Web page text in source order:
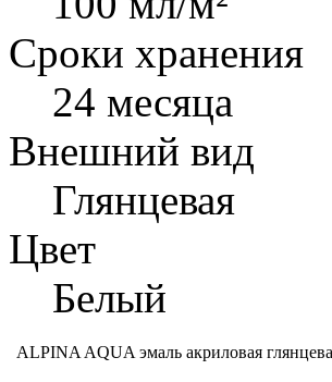
Сроки хранения
24 месяца
Внешний вид
Глянцевая
Цвет
Белый
ALPINA AQUA эмаль акриловая